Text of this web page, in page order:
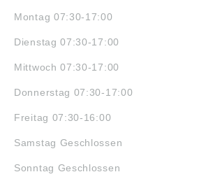
Montag 07:30-17:00
Dienstag 07:30-17:00
Mittwoch 07:30-17:00
Donnerstag 07:30-17:00
Freitag 07:30-16:00
Samstag Geschlossen
Sonntag Geschlossen